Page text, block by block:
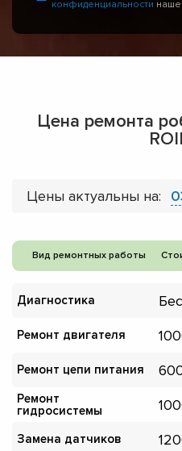
конфиденциальности
Цена ремонта
Цены актуальны на:
Вид ремонтных работы
Диагностика
Ремонт двигателя
Ремонт цепи питания
Ремонт
гидросистемы
Замена датчиков